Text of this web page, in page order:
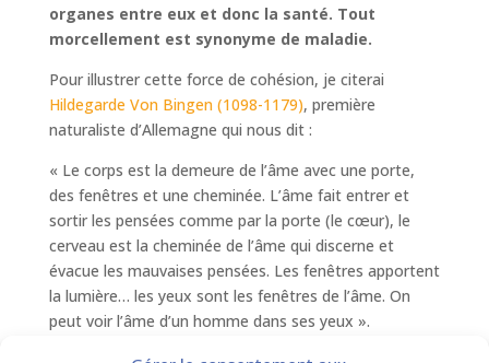
organes entre eux et donc la santé. Tout
morcellement est synonyme de maladie.
Pour illustrer cette force de cohésion, je citerai
Hildegarde Von Bingen (1098-1179), première
naturaliste d’Allemagne qui nous dit :
« Le corps est la demeure de l’âme avec une porte,
des fenêtres et une cheminée. L’âme fait entrer et
sortir les pensées comme par la porte (le cœur), le
cerveau est la cheminée de l’âme qui discerne et
évacue les mauvaises pensées. Les fenêtres apportent
la lumière… les yeux sont les fenêtres de l’âme. On
peut voir l’âme d’un homme dans ses yeux ».